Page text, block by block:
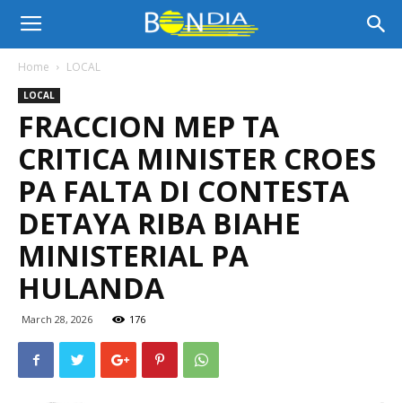
Bon
Dia
Aruba
Noticia
Home LOCAL
LOCAL
FRACCION MEP TA
CRITICA MINISTER CROES
PA FALTA DI CONTESTA
DETAYA RIBA BIAHE
MINISTERIAL PA
HULANDA
March 28, 2026 176